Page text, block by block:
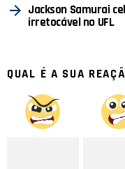
Jackson Samurai
irretocável no UFL
QUAL É A SUA